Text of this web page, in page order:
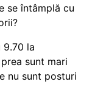
se întâmplă cu
9.70 la
sunt mari
nu sunt posturi